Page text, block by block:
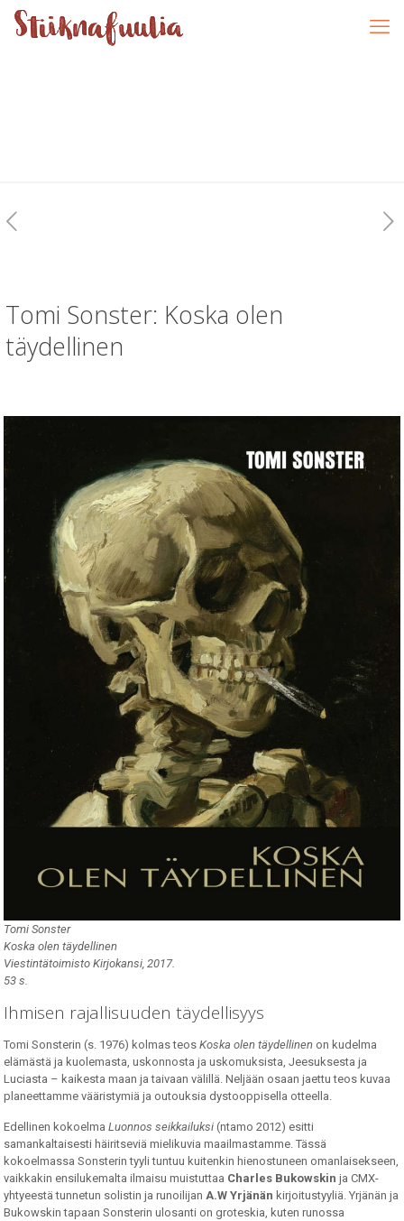
Tomi Sonster: Koska olen
täydellinen
Tomi Sonster
Koska olen täydellinen
Viestintätoimisto Kirjokansi, 2017.
53 s.
Ihmisen rajallisuuden täydellisyys
Tomi Sonsterin (s. 1976) kolmas teosKoska olen täydellinen on kudelma
elämästä ja kuolemasta, uskonnosta ja uskomuksista, Jeesuksesta ja
Luciasta – kaikesta maan ja taivaan välillä. Neljään osaan jaettu teos kuvaa
planeettamme vääristymiä ja outouksia dystooppisella otteella.
Edellinen kokoelmaLuonnos seikkailuksi (ntamo 2012) esitti
samankaltaisesti häiritseviä mielikuvia maailmastamme. Tässä
kokoelmassa Sonsterin tyyli tuntuu kuitenkin hienostuneen omanlaisekseen,
vaikkakin ensilukemalta ilmaisu muistuttaa Charles Bukowskin ja CMX-
yhtyeestä tunnetun solistin ja runoilijan A.W Yrjänän kirjoitustyyliä. Yrjänän ja
Bukowskin tapaan Sonsterin ulosanti on groteskia, kuten runossa